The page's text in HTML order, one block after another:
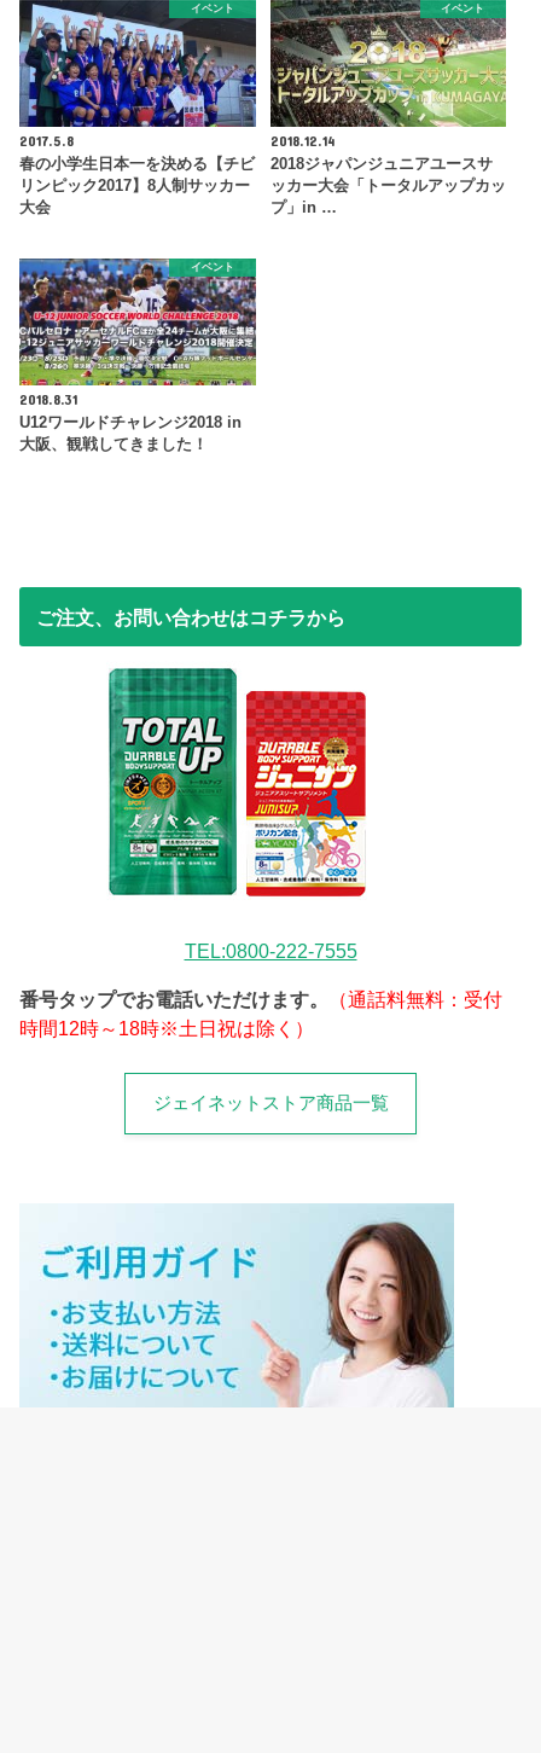
イベント
2017.5.8
春の小学生日本一を決める【チビ
リンピック2017】8人制サッカー
大会
イベント
2018.12.14
2018ジャパンジュニアユースサ
ッカー大会「トータルアップカッ
プ」in …
イベント
2018.8.31
U12ワールドチャレンジ2018 in
大阪、観戦してきました！
ご注文、お問い合わせはコチラから
TEL:0800-222-7555
番号タップでお電話いただけます。
（通話料無料：受付
時間12時～18時※土日祝は除く）
ジェイネットストア商品一覧